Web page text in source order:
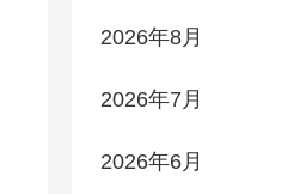
2026年8月
2026年7月
2026年6月